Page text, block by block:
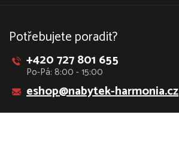
Potřebujete poradit?
+420 727 801 655
Po-Pá: 8:00 - 15:00
eshop@nabytek-harmonia.cz